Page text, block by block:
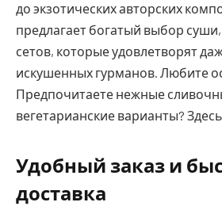
до экзотических авторских
предлагает богатый выбор
сетов, которые удовлетворят
искушенных гурманов. Любите
Предпочитаете нежные
вегетарианские варианты?
Удобный заказ и
доставка